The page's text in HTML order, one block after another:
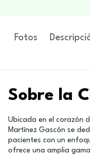
Fotos
Sobre la
Ubicada en el corazón
Martínez Gascón se
pacientes con un
ofrece una amplia